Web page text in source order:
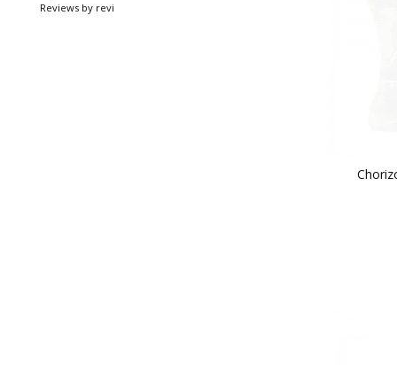
Reviews by revi